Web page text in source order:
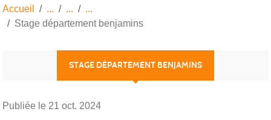
Accueil
Stage département benjamins
STAGE DÉPARTEMENT BENJAMINS
Publiée le 21 oct. 2024